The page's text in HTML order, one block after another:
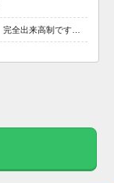
ホームセンター・
中華レストラン、